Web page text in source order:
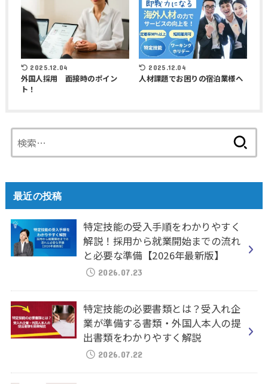
2025.12.04
外国人採用 面接時のポイン
ト！
2025.12.04
人材課題でお困りの宿泊業様へ
索:
最近の投稿
特定技能の受入手順をわかりやすく
解説！採用から就業開始までの流れ
と必要な準備【2026年最新版】
2026.07.23
特定技能の必要書類とは？受入れ企
業が準備する書類・外国人本人の提
出書類をわかりやすく解説
2026.07.22